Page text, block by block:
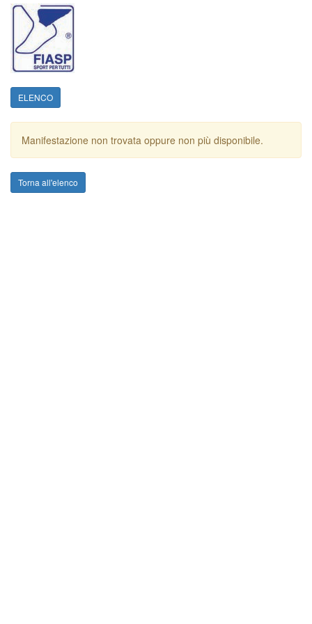
ELENCO
Manifestazione non trovata oppure non più disponibile.
Torna all'elenco